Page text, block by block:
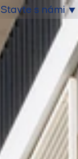
Stavte s námi